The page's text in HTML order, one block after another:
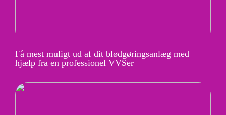
Få mest muligt ud af dit blødgøringsanlæg med
hjælp fra en professionel VVSer